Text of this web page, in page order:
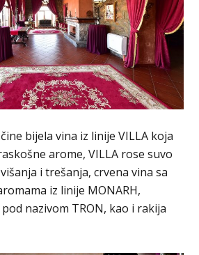
bijela vina iz linije VILLA koja
arome, VILLA rose suvo
i trešanja, crvena vina sa
iz linije MONARH,
nazivom TRON, kao i rakija